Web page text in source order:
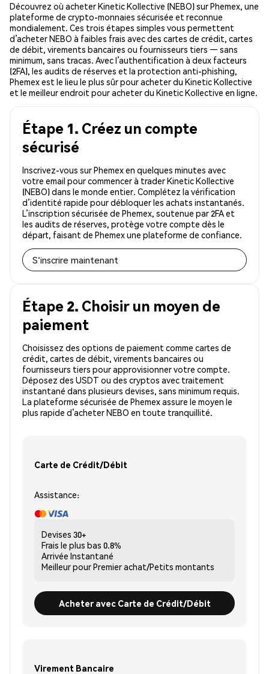
Découvrez où acheter Kinetic Kollective (NEBO) sur Phemex, une
plateforme de crypto-monnaies sécurisée et reconnue
mondialement. Ces trois étapes simples vous permettent
d’acheter NEBO à faibles frais avec des cartes de crédit, cartes
de débit, virements bancaires ou fournisseurs tiers — sans
minimum, sans tracas. Avec l’authentification à deux facteurs
(2FA), les audits de réserves et la protection anti-phishing,
Phemex est le lieu le plus sûr pour acheter du Kinetic Kollective
et le meilleur endroit pour acheter du Kinetic Kollective en ligne.
Étape 1. Créez un compte
sécurisé
Inscrivez-vous sur Phemex en quelques minutes avec
votre email pour commencer à trader Kinetic Kollective
(NEBO) dans le monde entier. Complétez la vérification
d’identité rapide pour débloquer les achats instantanés.
L’inscription sécurisée de Phemex, soutenue par 2FA et
les audits de réserves, protège votre compte dès le
départ, faisant de Phemex une plateforme de confiance.
S'inscrire maintenant
Étape 2. Choisir un moyen de
paiement
Choisissez des options de paiement comme cartes de
crédit, cartes de débit, virements bancaires ou
fournisseurs tiers pour approvisionner votre compte.
Déposez des USDT ou des cryptos avec traitement
instantané dans plusieurs devises, sans minimum requis.
La plateforme sécurisée de Phemex assure le moyen le
plus rapide d’acheter NEBO en toute tranquillité.
Carte de Crédit/Débit
Assistance:
Devises 30+
Frais le plus bas 0.8%
Arrivée Instantané
Meilleur pourPremier achat/Petits montants
Acheter avec Carte de Crédit/Débit
Virement Bancaire